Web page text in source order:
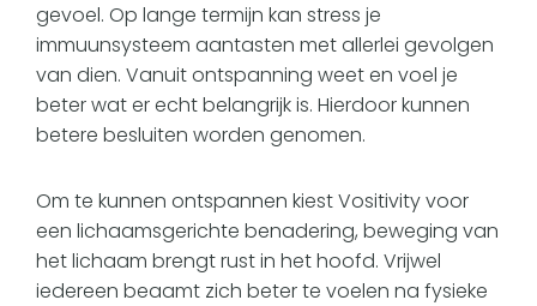
gevoel. Op lange termijn kan stress je
immuunsysteem aantasten met allerlei gevolgen
van dien. Vanuit ontspanning weet en voel je
beter wat er echt belangrijk is. Hierdoor kunnen
betere besluiten worden genomen.
Om te kunnen ontspannen kiest Vositivity voor
een lichaamsgerichte benadering, beweging van
het lichaam brengt rust in het hoofd. Vrijwel
iedereen beaamt zich beter te voelen na fysieke